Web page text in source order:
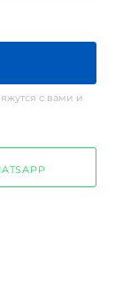
с вами и